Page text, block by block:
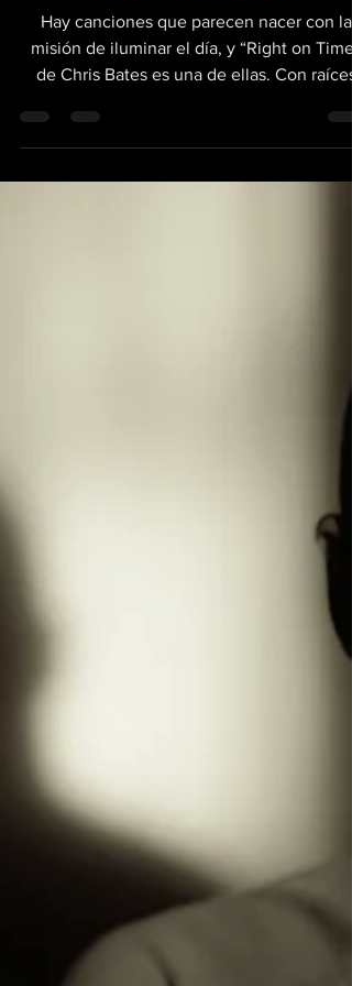
llegar a tiempo
Hay canciones que parecen nacer con la
de Chris Bates es una de ellas. Con raíces
que se remontan a su juventud como